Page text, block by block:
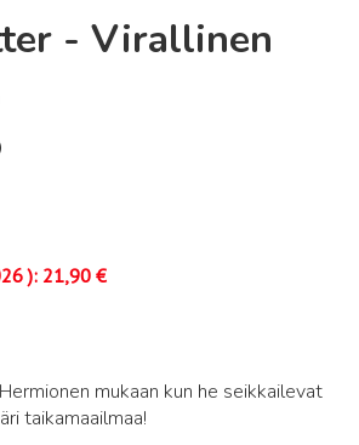
- Virallinen
): 21,90 €
mukaan kun he seikkailevat
taikamaailmaa!